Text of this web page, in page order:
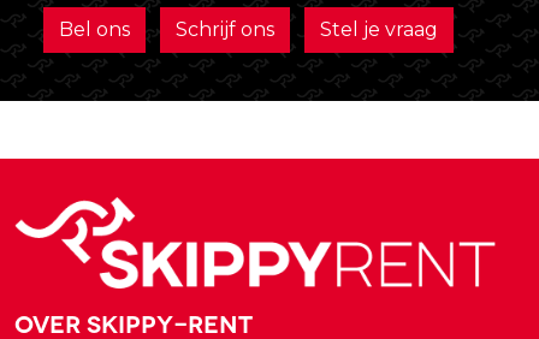
Bel ons Schrijf ons Stel je vraag
Over Skippy-rent